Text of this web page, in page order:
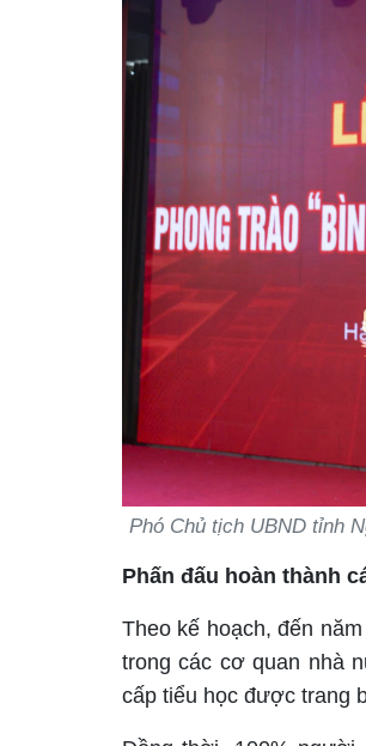
Phó Chủ tịch UBND tỉnh
Phấn đấu hoàn thành
Theo kế hoạch, đến
trong các cơ quan nhà
cấp tiểu học được trang